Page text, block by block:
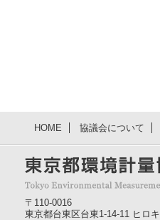
HOME 協議会について
〒110-0016
東京都台東区台東1-14-11 ヒロ